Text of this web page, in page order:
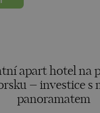
apart hotel na
– investice s
panoramatem